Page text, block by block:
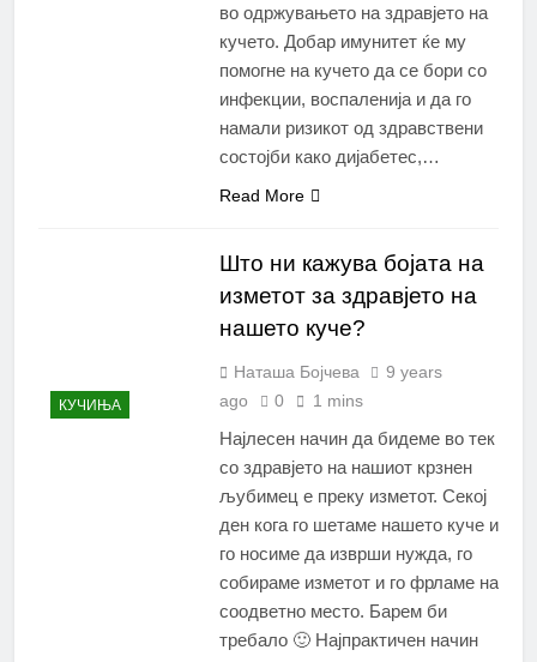
во одржувањето на здравјето на
кучето. Добар имунитет ќе му
помогне на кучето да се бори со
инфекции, воспаленија и да го
намали ризикот од здравствени
состојби како дијабетес,…
Read More
КУЧИЊА
Што ни кажува бојата на
изметот за здравјето на
нашето куче?
Наташа Бојчева
9 years
ago
0 1 mins
Најлесен начин да бидеме во тек
со здравјето на нашиот крзнен
љубимец е преку изметот. Секој
ден кога го шетаме нашето куче и
го носиме да изврши нужда, го
собираме изметот и го фрламе на
соодветно место. Барем би
требало 🙂 Најпрактичен начин